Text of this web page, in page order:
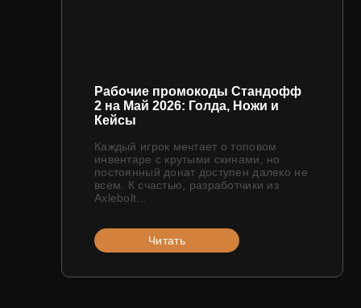
Рабочие промокоды Стандофф
2 на Май 2026: Голда, Ножи и
Кейсы
Каждый игрок мечтает о топовом
инвентаре с крутыми скинами, но
постоянный донат доступен далеко не
всем. К счастью, разработчики из
Axlebolt...
Читать